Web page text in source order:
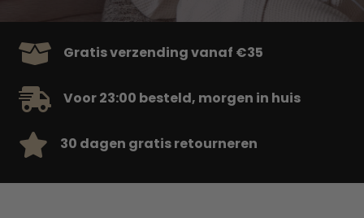
 Gratis verzending vanaf €35
 Voor 23:00 besteld, morgen in huis
 30 dagen gratis retourneren